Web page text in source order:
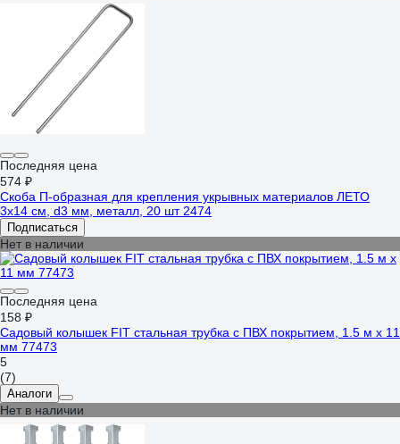
Последняя цена
574 ₽
Скоба П-образная для крепления укрывных материалов ЛЕТО
3x14 см, d3 мм, металл, 20 шт 2474
Подписаться
Нет в наличии
Последняя цена
158 ₽
Садовый колышек FIT стальная трубка с ПВХ покрытием, 1.5 м х 11
мм 77473
5
(7)
Аналоги
Нет в наличии